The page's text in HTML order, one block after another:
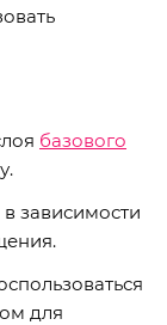
базового
в зависимости
для